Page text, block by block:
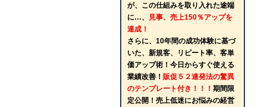
が、この仕組みを取り入れた途端
に…、
見事、売上150％アップを
達成！
さらに、10年間の成功体験に基づ
いた、新規客、リピート率、客単
価アップ術！今日からすぐ使える
業績改善！ 販促５２連発法の驚異
のテンプレート付き！！！ 期間限
定公開！売上低迷にお悩みの経営